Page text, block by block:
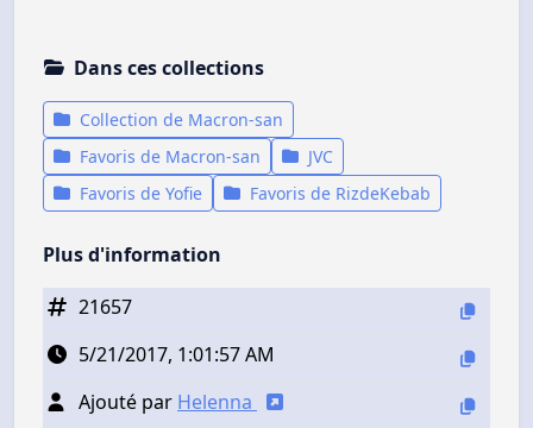
Dans ces collections
Collection de Macron-san
Favoris de Macron-san
JVC
Favoris de Yofie
Favoris de RizdeKebab
Plus d'information
21657
5/21/2017, 1:01:57 AM
Ajouté par Helenna